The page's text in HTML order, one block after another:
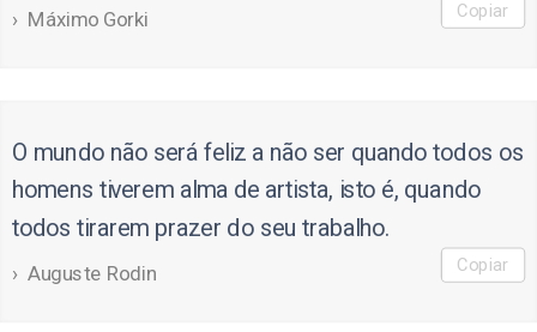
Máximo Gorki Copiar
O mundo não será feliz a não ser quando todos os
homens tiverem alma de artista, isto é, quando
todos tirarem prazer do seu trabalho.
Auguste Rodin Copiar